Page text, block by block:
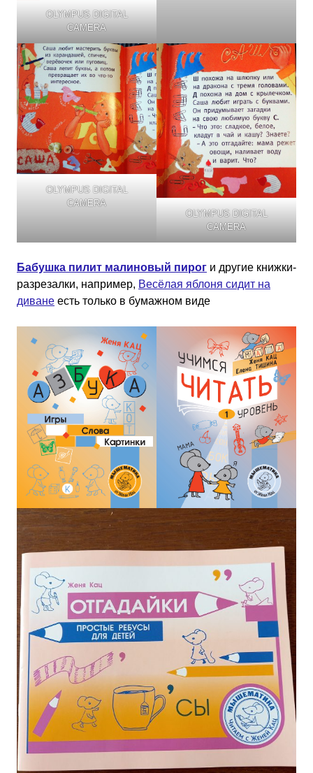
OLYMPUS DIGITAL
CAMERA
OLYMPUS DIGITAL
CAMERA
OLYMPUS DIGITAL
CAMERA
Бабушка пилит малиновый пирог и другие книжки-
разрезалки, например, Весёлая яблоня сидит на
диване есть только в бумажном виде